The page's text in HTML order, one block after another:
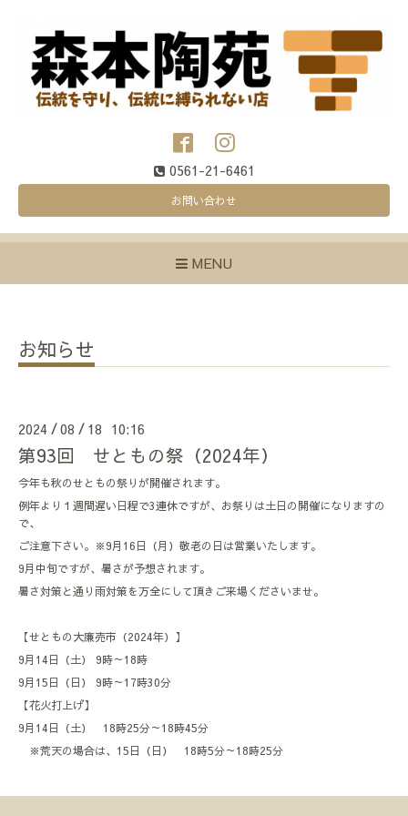
0561-21-6461
お問い合わせ
MENU
お知らせ
2024 /08 / 18 10:16
第93回 せともの祭（2024年）
今年も秋のせともの祭りが開催されます。
例年より１週間遅い日程で3連休ですが、お祭りは土日の開催になりますの
で、
ご注意下さい。※9月16日（月）敬老の日は営業いたします。
9月中旬ですが、暑さが予想されます。
暑さ対策と通り雨対策を万全にして頂きご来場くださいませ。
【せともの大廉売市（2024年）】
9月14日（土）
9時～18時
9月15日（日）
9時～17時30分
【花火打上げ】
9月14日（土） 18時25分～18時45分
※荒天の場合は、15日（日） 18時5分～18時25分